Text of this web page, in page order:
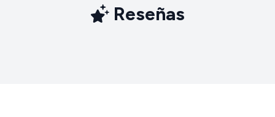
Reseñas